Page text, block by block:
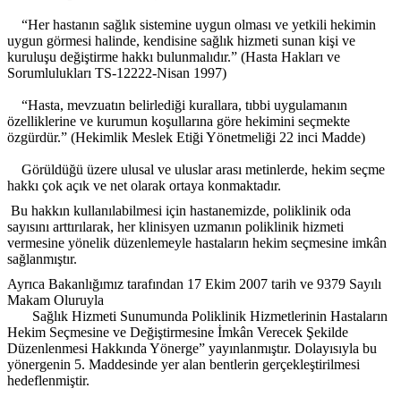
“Her hastanın sağlık sistemine uygun olması ve yetkili hekimin
uygun görmesi halinde, kendisine sağlık hizmeti sunan kişi ve
kuruluşu değiştirme hakkı bulunmalıdır.” (Hasta Hakları ve
Sorumlulukları TS-12222-Nisan 1997)
“Hasta, mevzuatın belirlediği kurallara, tıbbi uygulamanın
özelliklerine ve kurumun koşullarına göre hekimini seçmekte
özgürdür.” (Hekimlik Meslek Etiği Yönetmeliği 22 inci Madde)
Görüldüğü üzere ulusal ve uluslar arası metinlerde, hekim seçme
hakkı çok açık ve net olarak ortaya konmaktadır.
Bu hakkın kullanılabilmesi için hastanemizde, poliklinik oda
sayısını arttırılarak, her klinisyen uzmanın poliklinik hizmeti
vermesine yönelik düzenlemeyle hastaların hekim seçmesine imkân
sağlanmıştır.
Ayrıca Bakanlığımız tarafından 17 Ekim 2007 tarih ve 9379 Sayılı
Makam Oluruyla
Sağlık Hizmeti Sunumunda Poliklinik Hizmetlerinin Hastaların
Hekim Seçmesine ve Değiştirmesine İmkân Verecek Şekilde
Düzenlenmesi Hakkında Yönerge” yayınlanmıştır. Dolayısıyla bu
yönergenin 5. Maddesinde yer alan bentlerin gerçekleştirilmesi
hedeflenmiştir.